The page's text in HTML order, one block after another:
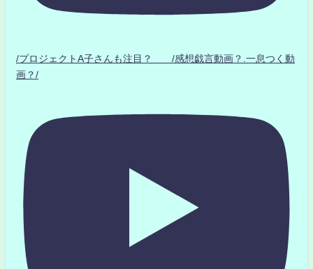
/プロジェクトA子さんも注目？ /感想戯言動画？.一息つく動
画？/